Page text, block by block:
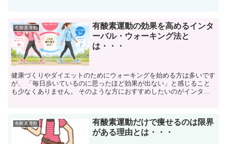
有酸素運動
有酸素運動の効果を高めるインタ
ーバル・ウォーキング法と
は・・・
健康づくりやダイエットのためにウォーキングを始める方は多いです
が、 「毎日歩いているのに思ったほど効果が出ない」と感じること
も少なくありません。 そのような方におすすめしたいのがインター
有酸素運動
有酸素運動だけで痩せるのは限界
がある理由とは・・・